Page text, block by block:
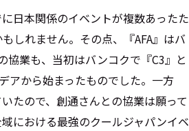
日本関係のイベントが複数あったた
しれません。その点、『AFA』はバ
協業も、当初はバンコクで『C3』と
アから始まったものでした。一方
たので、創通さんとの協業は願って
における最強のクールジャパンイベ